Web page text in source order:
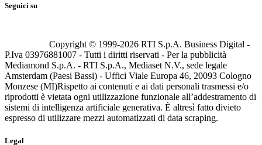
Seguici su
Copyright © 1999-2026 RTI S.p.A. Business Digital -
P.Iva 03976881007 - Tutti i diritti riservati - Per la pubblicità
Mediamond S.p.A. - RTI S.p.A., Mediaset N.V., sede legale
Amsterdam (Paesi Bassi) - Uffici Viale Europa 46, 20093 Cologno
Monzese (MI)Rispetto ai contenuti e ai dati personali trasmessi e/o
riprodotti è vietata ogni utilizzazione funzionale all’addestramento di
sistemi di intelligenza artificiale generativa. È altresì fatto divieto
espresso di utilizzare mezzi automatizzati di data scraping.
Legal